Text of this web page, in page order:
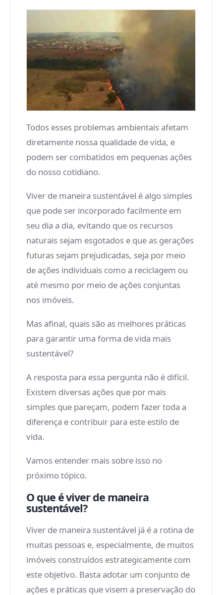
Todos esses problemas ambientais afetam
diretamente nossa qualidade de vida, e
podem ser combatidos em pequenas ações
do nosso cotidiano.
Viver de maneira sustentável é algo simples
que pode ser incorporado facilmente em
seu dia a dia, evitando que os recursos
naturais sejam esgotados e que as gerações
futuras sejam prejudicadas, seja por meio
de ações individuais como a reciclagem ou
até mesmo por meio de ações conjuntas
nos imóveis.
Mas afinal, quais são as melhores práticas
para garantir uma forma de vida mais
sustentável?
A resposta para essa pergunta não é difícil.
Existem diversas ações que por mais
simples que pareçam, podem fazer toda a
diferença e contribuir para este estilo de
vida.
Vamos entender mais sobre isso no
próximo tópico.
O que é viver de maneira
sustentável?
Viver de maneira sustentável já é a rotina de
muitas pessoas e, especialmente, de muitos
imóveis construídos estrategicamente com
este objetivo. Basta adotar um conjunto de
ações e práticas que visem a preservação do